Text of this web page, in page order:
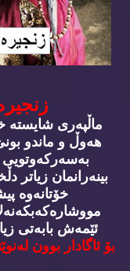
ماڵپه‌ری شایسته‌
هه‌وڵ و ماندو
به‌سه‌ركه‌وتویی
بینه‌رانمان زیاتر
خۆتانه‌وه‌
ئێمه‌ش بابه‌تی
بۆ ئاگادار بوون